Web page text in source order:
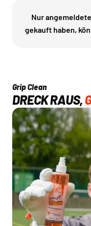
Nur
gekauft haben,
Grip Clean
DRECK RAUS,